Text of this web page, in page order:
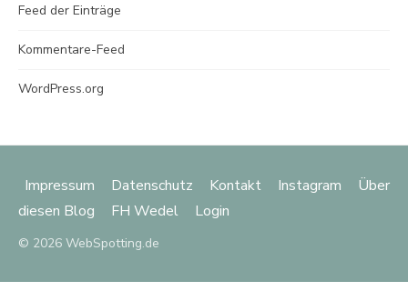
Feed der Einträge
Kommentare-Feed
WordPress.org
Impressum Datenschutz Kontakt Instagram
Über
diesen Blog
FH Wedel Login
© 2026 WebSpotting.de